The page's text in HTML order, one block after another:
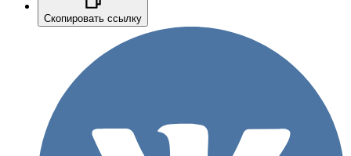
Скопировать ссылку